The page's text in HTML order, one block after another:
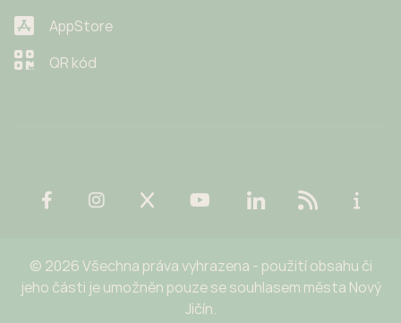
AppStore
QR kód
© 2026 Všechna práva vyhrazena - použití obsahu či
jeho části je umožněn pouze se souhlasem města Nový
Jičín.